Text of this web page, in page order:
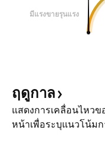
มีแรงขายรุนแรง
ฤดูกาล
แสดงการเคลื่อนไหว
หน้าเพื่อระบุแนวโน้มก